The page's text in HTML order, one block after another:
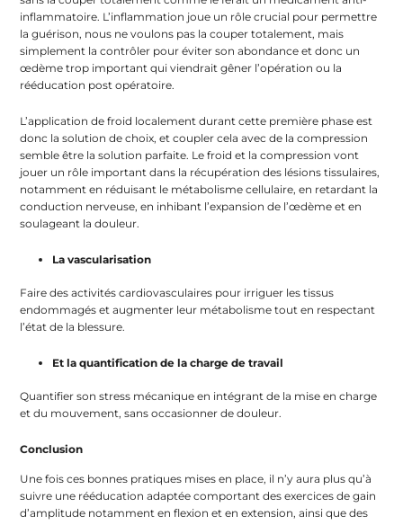
inflammatoire. L’inflammation joue un rôle crucial pour permettre
la guérison, nous ne voulons pas la couper totalement, mais
simplement la contrôler pour éviter son abondance et donc un
œdème trop important qui viendrait gêner l’opération ou la
rééducation post opératoire.
L’application de froid localement durant cette première phase est
donc la solution de choix, et coupler cela avec de la compression
semble être la solution parfaite. Le froid et la compression vont
jouer un rôle important dans la récupération des lésions tissulaires,
notamment en réduisant le métabolisme cellulaire, en retardant la
conduction nerveuse, en inhibant l’expansion de l’œdème et en
soulageant la douleur.
La vascularisation
Faire des activités cardiovasculaires pour irriguer les tissus
endommagés et augmenter leur métabolisme tout en respectant
l’état de la blessure.
Et la quantification de la charge de travail
Quantifier son stress mécanique en intégrant de la mise en charge
et du mouvement, sans occasionner de douleur.
Conclusion
Une fois ces bonnes pratiques mises en place, il n’y aura plus qu’à
suivre une rééducation adaptée comportant des exercices de gain
d’amplitude notamment en flexion et en extension, ainsi que des